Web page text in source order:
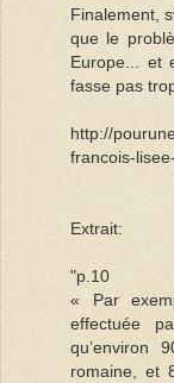
Finalement,
que le
Europe... et
fasse pas
http://
francois-
Extrait:
"p.10
« Par
effectuée
qu’environ
romaine, et